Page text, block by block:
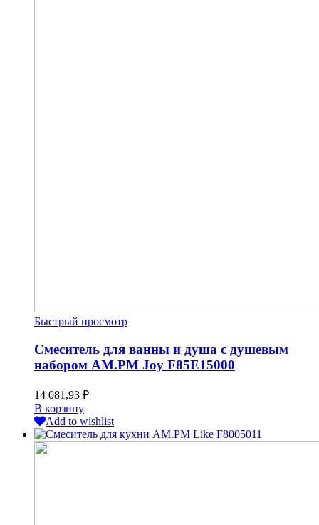
Быстрый просмотр
Смеситель для ванны и душа с душевым
набором AM.PM Joy F85E15000
14 081,93 ₽
В корзину
Add to wishlist